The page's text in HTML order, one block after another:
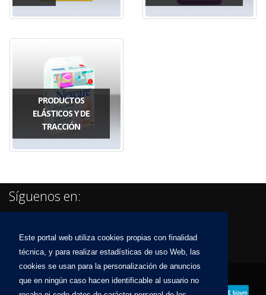
Este portal web utiliza cookies propias con finalidad
técnica, y para realizar estadísticas de uso Web, las
cookies se usan para la personalización de anuncios
que en ningún caso hacen identificable al usuario no
PRODUCTOS
ELÁSTICOS Y DE
TRACCIÓN
Síguenos en: